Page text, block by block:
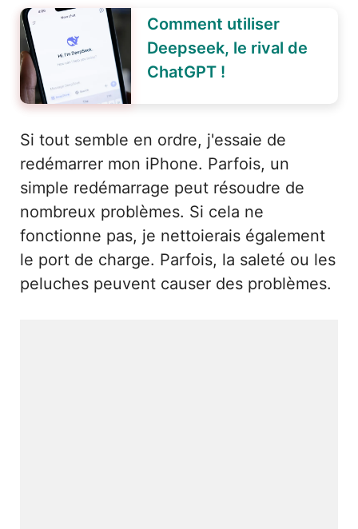
Comment utiliser
Deepseek, le rival de
ChatGPT !
Si tout semble en ordre, j'essaie de
redémarrer mon iPhone. Parfois, un
simple redémarrage peut résoudre de
nombreux problèmes. Si cela ne
fonctionne pas, je nettoierais également
le port de charge. Parfois, la saleté ou les
peluches peuvent causer des problèmes.